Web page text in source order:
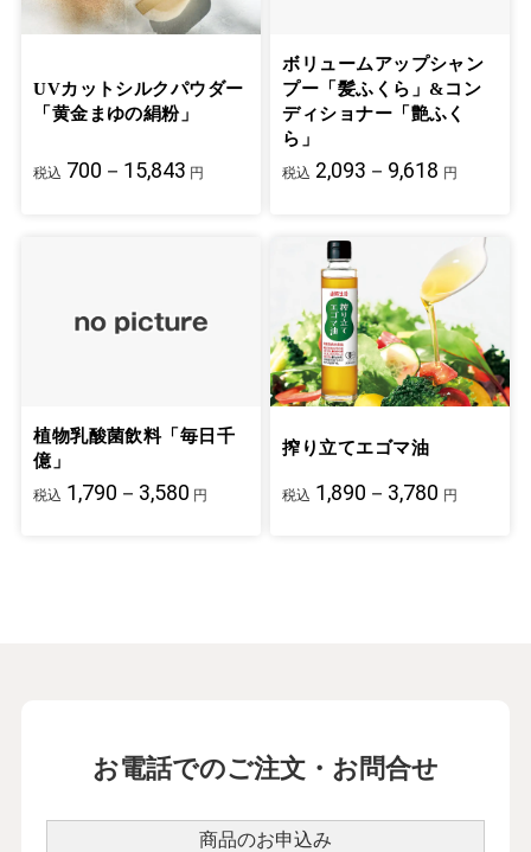
UVカットシルクパウダー
「黄金まゆの絹粉」
税込 700－15,843 円
ボリュームアップシャン
プー「髪ふくら」&コン
ディショナー「艶ふく
ら」
税込 2,093－9,618 円
植物乳酸菌飲料「毎日千
億」
税込 1,790－3,580 円
搾り立てエゴマ油
税込 1,890－3,780 円
お電話でのご注文・お問合せ
商品のお申込み